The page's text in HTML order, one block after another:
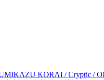
KORAI / Cryptic /